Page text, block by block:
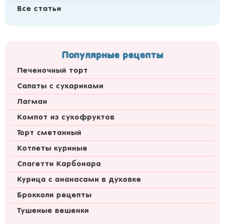
Все статьи
Популярные рецепты
Печеночный торт
Салаты с сухариками
Лагман
Компот из сухофруктов
Торт сметанный
Котлеты куриные
Спагетти Карбонара
Курица с ананасами в духовке
Брокколи рецепты
Тушеные вешенки